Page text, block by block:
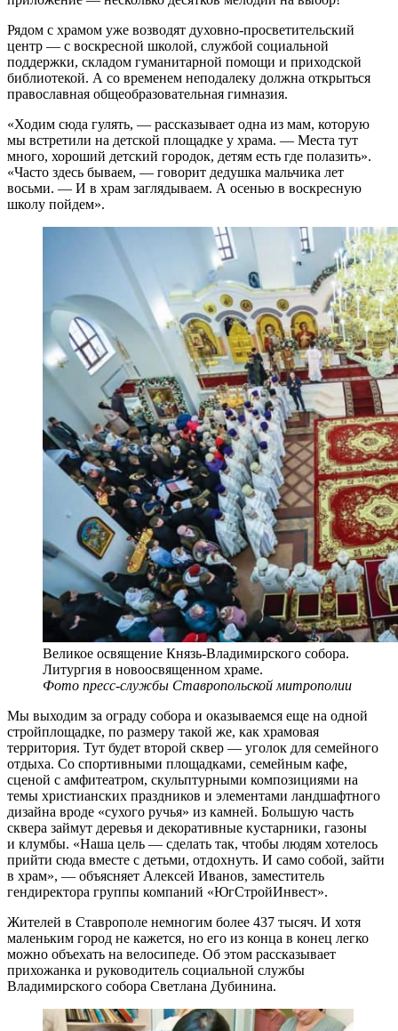
Рядом с храмом уже возводят духовно-просветительский
центр — с воскресной школой, службой социальной
поддержки, складом гуманитарной помощи и приходской
библиотекой. А со временем неподалеку должна открыться
православная общеобразовательная гимназия.
«Ходим сюда гулять, — рассказывает одна из мам, которую
мы встретили на детской площадке у храма. — Места тут
много, хороший детский городок, детям есть где полазить».
«Часто здесь бываем, — говорит дедушка мальчика лет
восьми. — И в храм заглядываем. А осенью в воскрес­ную
школу пойдем».
Великое освящение Князь-Владимирского собора.
Литургия в новоосвященном храме.
Фото пресс-службы Ставропольской митрополии
Мы выходим за ограду собора и оказываемся еще на одной
стройплощадке, по размеру такой же, как храмовая
территория. Тут будет второй сквер — уголок для семейного
отдыха. Со спортивными площадками, семейным кафе,
сценой с амфитеатром, скульптурными композициями на
темы христианских праздников и элементами ландшафтного
дизайна вроде «сухого ручья» из камней. Большую часть
сквера займут деревья и декоративные кустарники, газоны
и клумбы. «Наша цель — сделать так, чтобы людям хотелось
прийти сюда вместе с детьми, отдохнуть. И само собой, зайти
в храм», — объясняет Алексей Иванов, заместитель
гендиректора группы компаний «ЮгСтройИнвест».
Жителей в Ставрополе немногим более 437 тысяч. И хотя
маленьким город не кажется, но его из конца в конец легко
можно объехать на велосипеде. Об этом рассказывает
прихожанка и руководитель социальной службы
Владимирского собора Светлана Дубинина.